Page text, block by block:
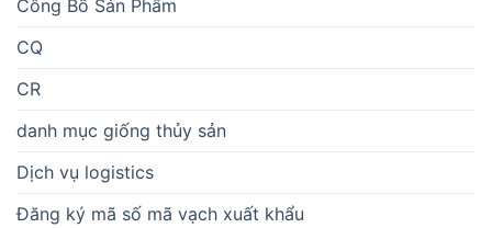
Công Bố Sản Phẩm
CQ
CR
danh mục giống thủy sản
Dịch vụ logistics
Đăng ký mã số mã vạch xuất khẩu